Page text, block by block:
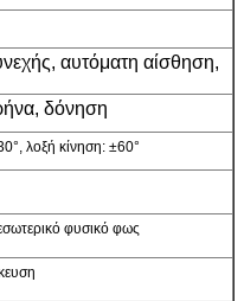
αυτόματη αίσθηση,
δόνηση
λοξή κίνηση: ±60°
φυσικό φως